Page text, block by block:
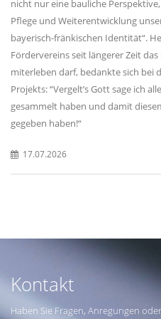
nicht nur eine bauliche
Pflege und Weiterentwicklung
bayerisch-fränkischen Identität“.
Fördervereins seit längerer Zeit
miterleben darf, bedankte sich bei
Projekts: “Vergelt’s Gott sage ich
gesammelt haben und damit
gegeben haben!“
17.07.2026
Kontakt
Haben Sie Fragen, Anregungen